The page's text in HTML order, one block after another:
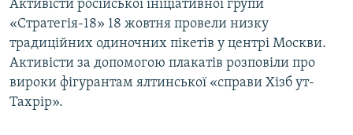
Усі сайти RFE/RL
Активісти російської ініціативної групи
«Стратегія-18» 18 жовтня провели низку
традиційних одиночних пікетів у центрі Москви.
Активісти за допомогою плакатів розповіли про
вироки фігурантам ялтинської «справи Хізб ут-
Тахрір».